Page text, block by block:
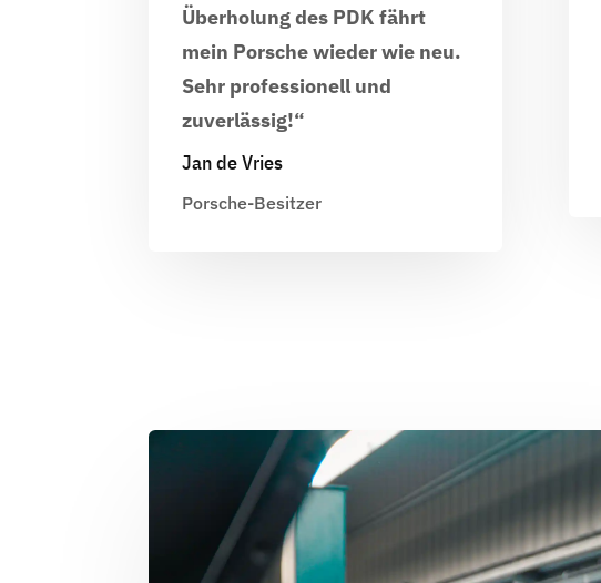
Überholung des PDK fährt
mein Porsche wieder wie neu.
Sehr professionell und
zuverlässig!“
Jan de Vries
Porsche-Besitzer